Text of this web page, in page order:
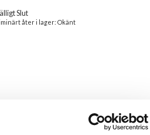
Slut
åter i lager: Okänt